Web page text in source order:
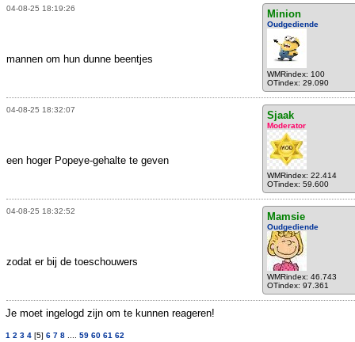
04-08-25 18:19:26 Minion
Oudgediende
WMRindex: 100
OTindex: 29.090
mannen om hun dunne beentjes
04-08-25 18:32:07 Sjaak
Moderator
WMRindex: 22.414
OTindex: 59.600
een hoger Popeye-gehalte te geven
04-08-25 18:32:52 Mamsie
Oudgediende
WMRindex: 46.743
OTindex: 97.361
zodat er bij de toeschouwers
Je moet ingelogd zijn om te kunnen reageren!
1 2 3 4 [5] 6 7 8 59 60 61 62